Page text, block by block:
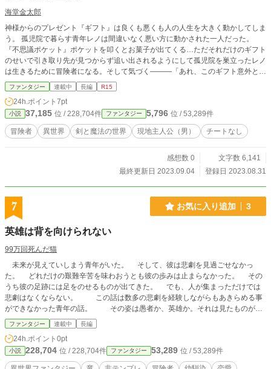
海堂金太郎
神様からのプレゼント『ギフト』は良くも悪くも人の人生を大きく動かしてしま
う。 孤児院で暮らす青年レノは間違いなく悪い方に動かされた一人だった。
『不思議ポケット』ポケットを叩くとお菓子が出てくる…ただそれだけのギフト
のせいで引き取り先が見つからず追い出されるようにして孤児院を巣立ったレノ
は生きるために冒険者になる。そして気づく―――「あれ、このギフト意外と使
えるのでは？」―――これは一度は人生を諦めてしまった青年が冒険者として大
成していくまでの物語。
ファンタジー 連載中 長編 R15
24h.ポイント 7pt
小説 37,185 位 / 228,704件 ファンタジー 5,796 位 / 53,289件
冒険者 異世界 剣と魔法の世界 現地主人公（男） チートなし
感想数 0
文字数 6,141
最終更新日 2023.09.04
登録日 2023.08.31
7 お気に入り追加 3
英雄は背を向けられない
99万回死んだ猫
未来が見えていしまう青年がいた。 そして、彼は悲劇を見過ごせなかっ
た。 どれだけの艱難辛苦を味わおうとも彼の歩みは止まらなかった。 その
うち彼の足跡には足をのせるものが出てきた。 でも、人が集まっただけでは
悲劇はなくならない。 この話は数多の悲劇を経験しながらもあきらめる事
ができなかった青年の話。 その姿は愚者か、英雄か。それは見たものが確
かめること。
ファンタジー 連載中 長編
24h.ポイント 0pt
小説 228,704 位 / 228,704件 ファンタジー 53,289 位 / 53,289件